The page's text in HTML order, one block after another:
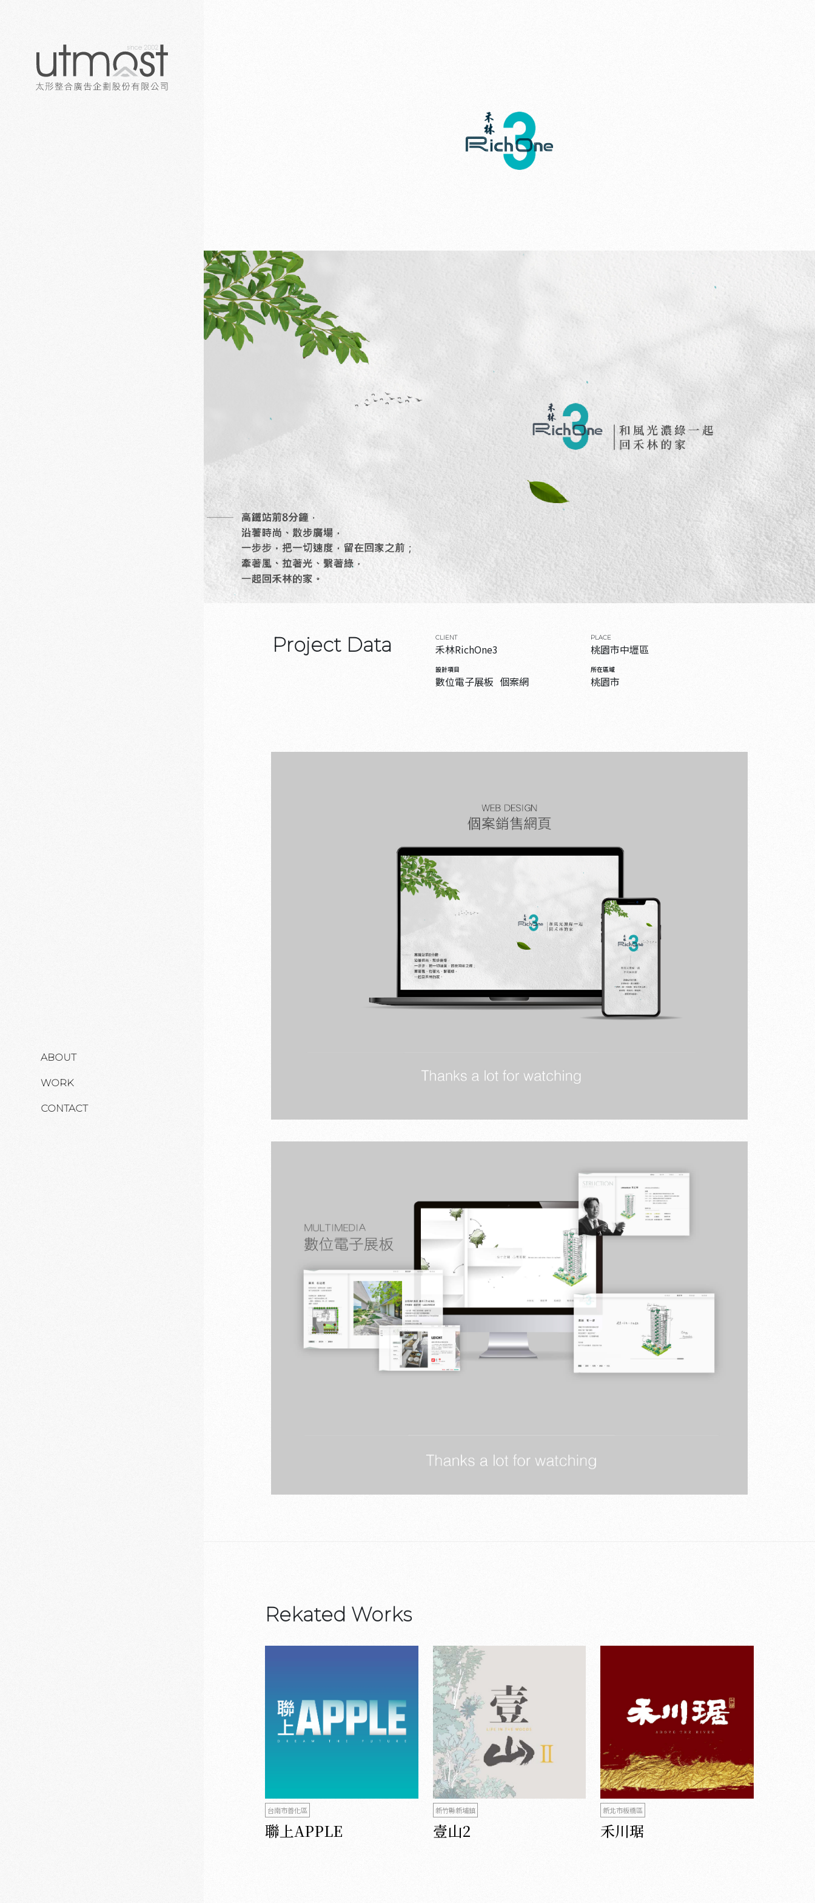
ABOUT
WORK
CONTACT
Project Data CLIENT
禾林RichOne3
PLACE
桃園市中壢區
設計項目
數位電子展板 個案網
所在區域
桃園市
Rekated Works
台南市善化區
聯上APPLE
新竹縣新埔鎮
壹山2
新北市板橋區
禾川琚